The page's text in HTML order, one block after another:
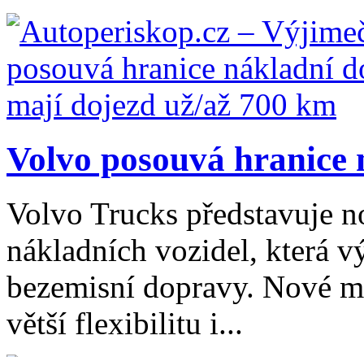
Volvo posouvá
Volvo Trucks představuje
nákladních vozidel, která
bezemisní dopravy. Nové
větší flexibilitu i...